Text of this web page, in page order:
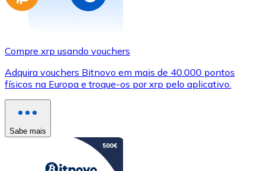
Compre xrp usando vouchers
Adquira vouchers Bitnovo em mais de 40.000 pontos
físicos na Europa e troque-os por xrp pelo aplicativo.
Sabe mais